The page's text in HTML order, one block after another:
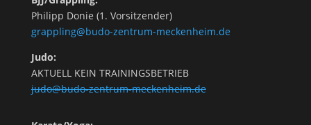
Philipp Donie (1. Vorsitzender)
grappling@budo-zentrum-meckenheim.de
Judo:
AKTUELL KEIN TRAININGSBETRIEB
judo@budo-zentrum-meckenheim.de